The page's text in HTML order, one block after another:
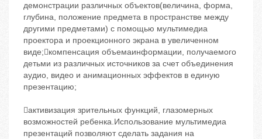
демонстрации различных объектов(величина, форма,
глубина, положение предмета в пространстве между
другими предметами) с помощью мультимедиа
проектора и проекционного экрана в увеличенном
виде;компенсация объемаинформации, получаемого
детьми из различных источников за счет объединения
аудио, видео и анимационных эффектов в единую
презентацию;
активизация зрительных функций, глазомерных
возможностей ребенка.Использование мультимедиа
презентаций позволяют сделать задания на